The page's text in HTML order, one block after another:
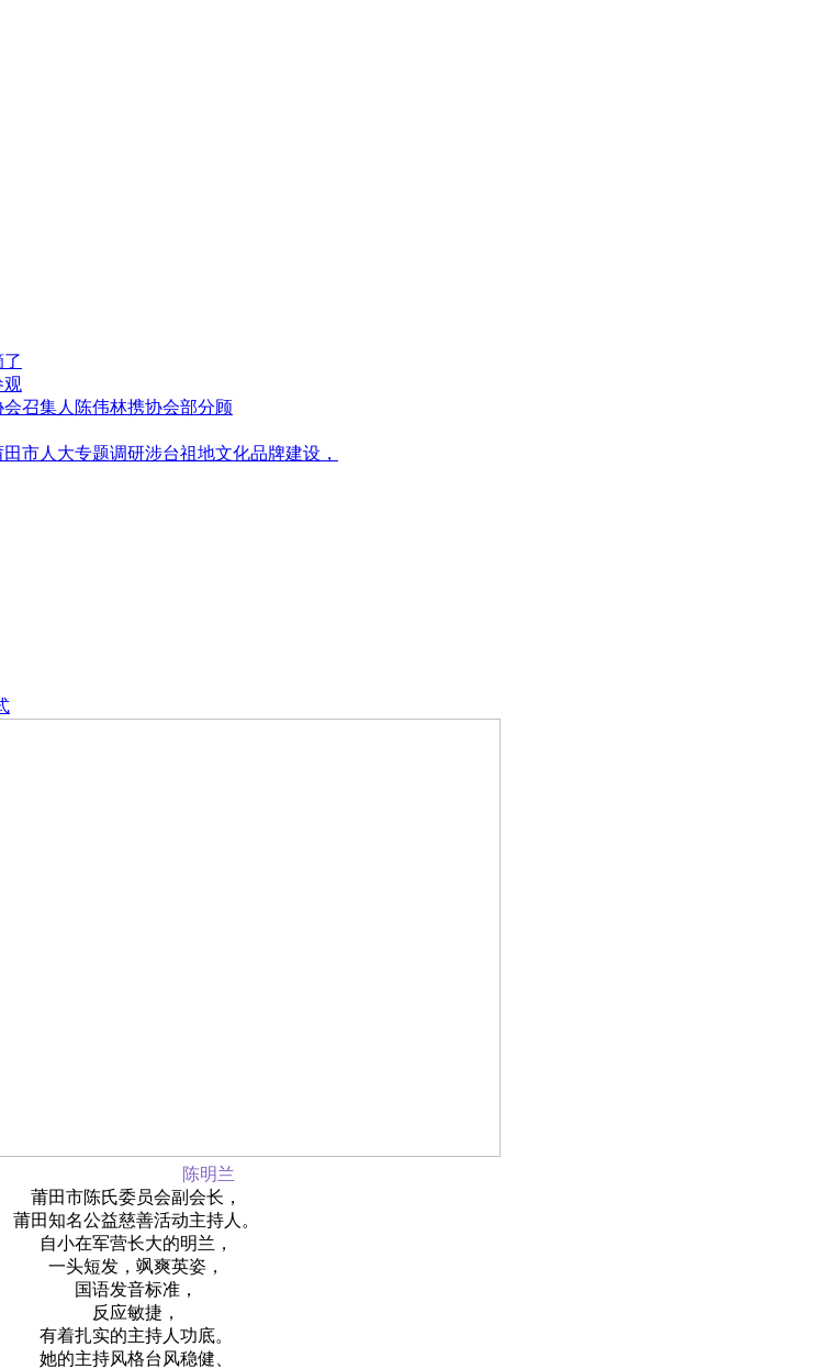
观
召集人陈伟林携协会部分顾
田市人大专题调研涉台祖地文化品牌建设，
陈明兰
莆田市陈氏委员会副会长，
莆田知名公益慈善活动主持人。
自小在军营长大的明兰，
一头短发，飒爽英姿，
国语发音标准，
反应敏捷，
有着扎实的主持人功底。
她的主持风格台风稳健、